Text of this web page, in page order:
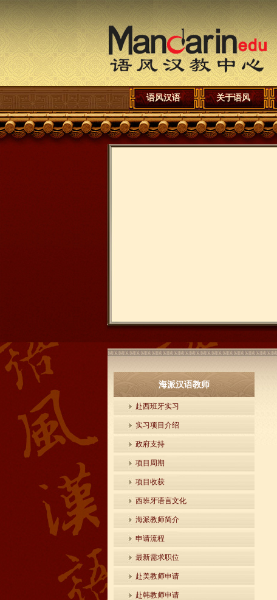
语风汉语 关于语风
海派汉语教师
赴西班牙实习
实习项目介绍
政府支持
项目周期
项目收获
西班牙语言文化
海派教师简介
申请流程
最新需求职位
赴美教师申请
赴韩教师申请